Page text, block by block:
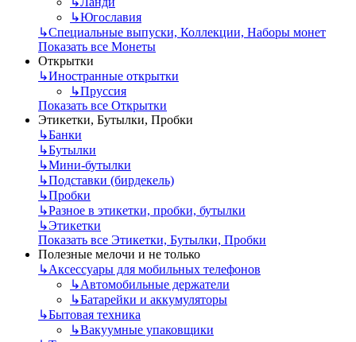
↳Югославия
↳Специальные выпуски, Коллекции, Наборы монет
Показать все Монеты
Открытки
↳Иностранные открытки
↳Пруссия
Показать все Открытки
Этикетки, Бутылки, Пробки
↳Банки
↳Бутылки
↳Мини-бутылки
↳Подставки (бирдекель)
↳Пробки
↳Разное в этикетки, пробки, бутылки
↳Этикетки
Показать все Этикетки, Бутылки, Пробки
Полезные мелочи и не только
↳Аксессуары для мобильных телефонов
↳Автомобильные держатели
↳Батарейки и аккумуляторы
↳Бытовая техника
↳Вакуумные упаковщики